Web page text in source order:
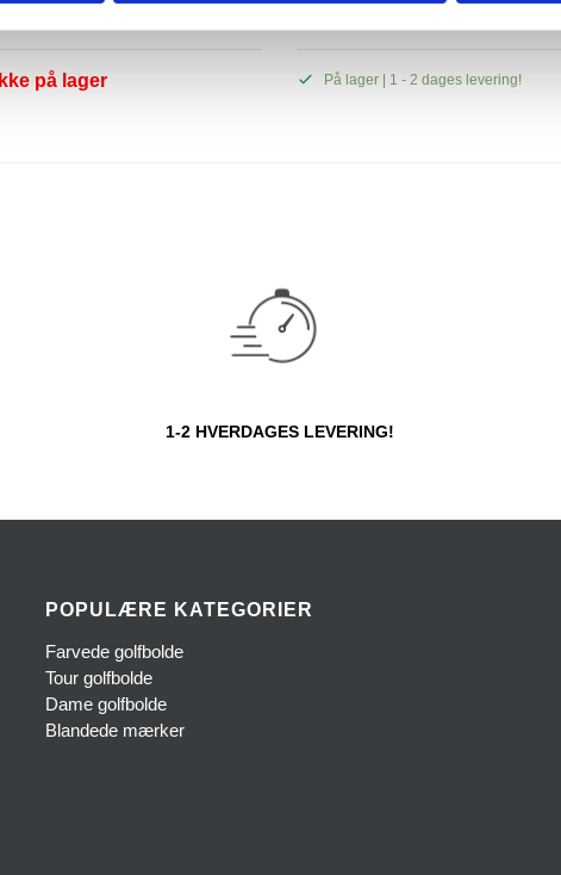
Ikke på lager På lager | 1 - 2 dages levering!
1-2 HVERDAGES LEVERING!
POPULÆRE KATEGORIER
Farvede golfbolde
Tour golfbolde
Dame golfbolde
Blandede mærker